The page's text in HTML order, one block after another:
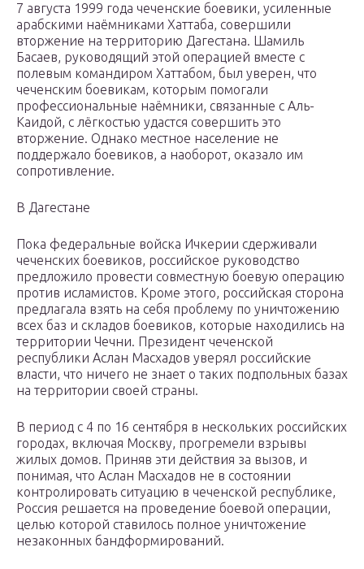
7 августа 1999 года чеченские боевики, усиленные
арабскими наёмниками Хаттаба, совершили
вторжение на территорию Дагестана. Шамиль
Басаев, руководящий этой операцией вместе с
полевым командиром Хаттабом, был уверен, что
чеченским боевикам, которым помогали
профессиональные наёмники, связанные с Аль-
Каидой, с лёгкостью удастся совершить это
вторжение. Однако местное население не
поддержало боевиков, а наоборот, оказало им
сопротивление.
В Дагестане
Пока федеральные войска Ичкерии сдерживали
чеченских боевиков, российское руководство
предложило провести совместную боевую операцию
против исламистов. Кроме этого, российская сторона
предлагала взять на себя проблему по уничтожению
всех баз и складов боевиков, которые находились на
территории Чечни. Президент чеченской
республики Аслан Масхадов уверял российские
власти, что ничего не знает о таких подпольных базах
на территории своей страны.
В период с 4 по 16 сентября в нескольких российских
городах, включая Москву, прогремели взрывы
жилых домов. Приняв эти действия за вызов, и
понимая, что Аслан Масхадов не в состоянии
контролировать ситуацию в чеченской республике,
Россия решается на проведение боевой операции,
целью которой ставилось полное уничтожение
незаконных бандформирований.